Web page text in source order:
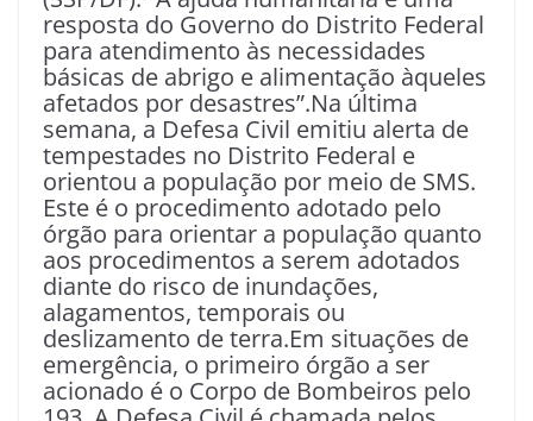
resposta do Governo do Distrito Federal
para atendimento às necessidades
básicas de abrigo e alimentação àqueles
afetados por desastres”.Na última
semana, a Defesa Civil emitiu alerta de
tempestades no Distrito Federal e
orientou a população por meio de SMS.
Este é o procedimento adotado pelo
órgão para orientar a população quanto
aos procedimentos a serem adotados
diante do risco de inundações,
alagamentos, temporais ou
deslizamento de terra.Em situações de
emergência, o primeiro órgão a ser
acionado é o Corpo de Bombeiros pelo